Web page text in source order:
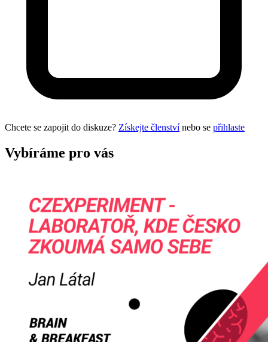
Chcete se zapojit do diskuze? Získejte členstvínebo se přihlaste
Vybíráme pro vás